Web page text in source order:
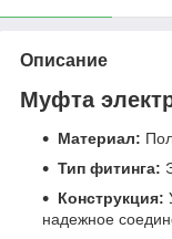
Описание
Муфта
Материал:
Тип фитинга:
Конструкция:
надежное